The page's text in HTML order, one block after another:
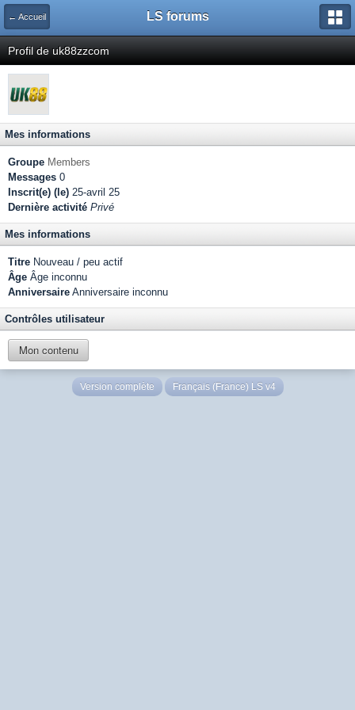
← Accueil LS forums
Profil de uk88zzcom
Mes informations
Groupe Members
Messages 0
Inscrit(e) (le) 25-avril 25
Dernière activité Privé
Mes informations
Titre Nouveau / peu actif
Âge Âge inconnu
Anniversaire Anniversaire inconnu
Contrôles utilisateur
Mon contenu
Version complète Français (France) LS v4